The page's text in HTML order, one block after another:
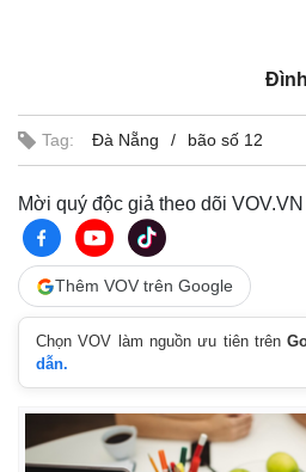
Tag: Đà Nẵng bão số 12
Mời quý độc giả theo dõi VOV.VN
Thêm VOV trên Google
Chọn VOV làm nguồn ưu tiên trên
dẫn.